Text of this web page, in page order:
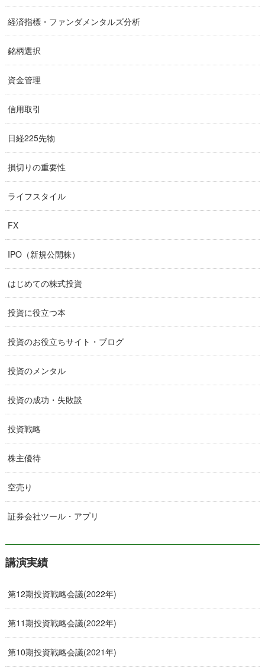
経済指標・ファンダメンタルズ分析
銘柄選択
資金管理
信用取引
日経225先物
損切りの重要性
ライフスタイル
FX
IPO（新規公開株）
はじめての株式投資
投資に役立つ本
投資のお役立ちサイト・ブログ
投資のメンタル
投資の成功・失敗談
投資戦略
株主優待
空売り
証券会社ツール・アプリ
講演実績
第12期投資戦略会議(2022年)
第11期投資戦略会議(2022年)
第10期投資戦略会議(2021年)